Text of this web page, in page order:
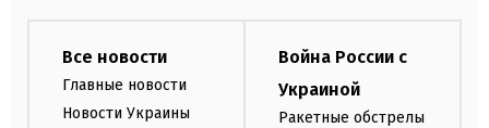
Все новости
Главные новости
Новости Украины
Война России с
Украиной
Ракетные обстрелы